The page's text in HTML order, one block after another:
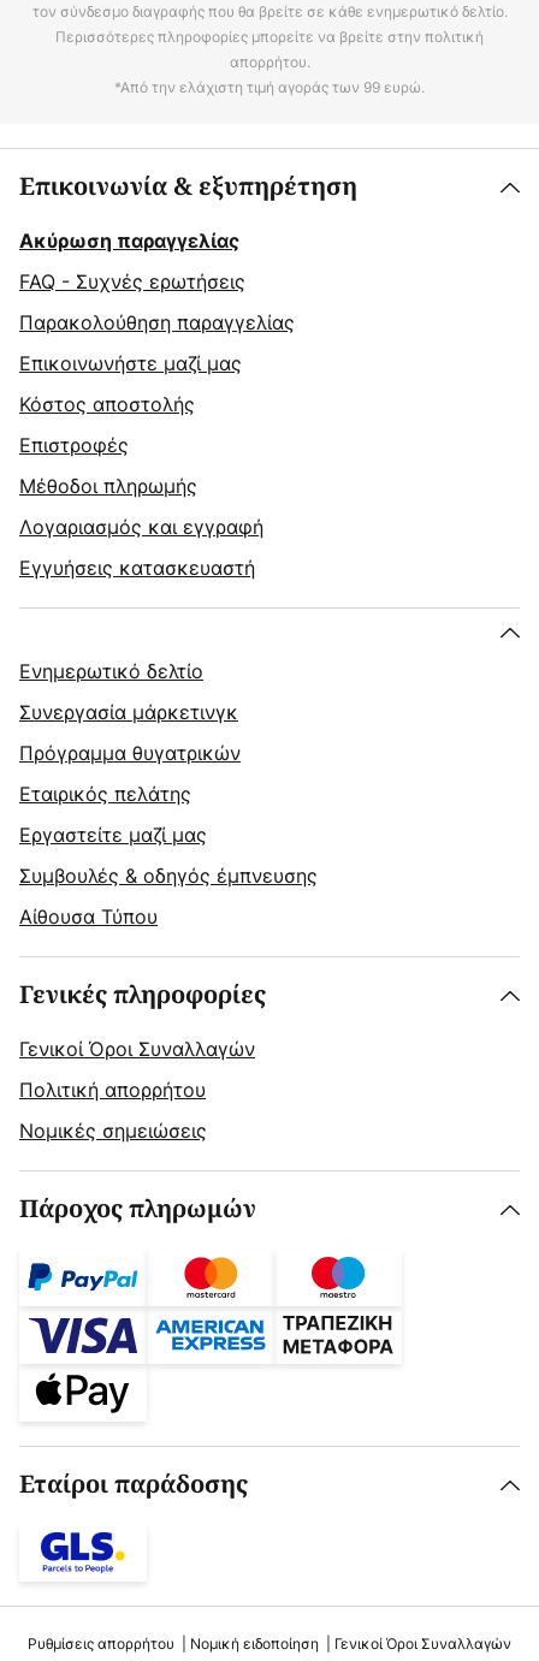
τον σύνδεσμο διαγραφής που θα βρείτε σε κάθε ενημερωτικό δελτίο.
Περισσότερες πληροφορίες μπορείτε να βρείτε στην πολιτική
απορρήτου.
*Από την ελάχιστη τιμή αγοράς των 99 ευρώ.
Επικοινωνία & εξυπηρέτηση
Ακύρωση παραγγελίας
FAQ - Συχνές ερωτήσεις
Παρακολούθηση παραγγελίας
Επικοινωνήστε μαζί μας
Κόστος αποστολής
Επιστροφές
Μέθοδοι πληρωμής
Λογαριασμός και εγγραφή
Εγγυήσεις κατασκευαστή
Ενημερωτικό δελτίο
Συνεργασία μάρκετινγκ
Πρόγραμμα θυγατρικών
Εταιρικός πελάτης
Εργαστείτε μαζί μας
Συμβουλές & οδηγός έμπνευσης
Αίθουσα Τύπου
Γενικές πληροφορίες
Γενικοί Όροι Συναλλαγών
Πολιτική απορρήτου
Νομικές σημειώσεις
Πάροχος πληρωμών
Εταίροι παράδοσης
Ρυθμίσεις απορρήτου Νομική ειδοποίηση Γενικοί Όροι Συναλλαγών